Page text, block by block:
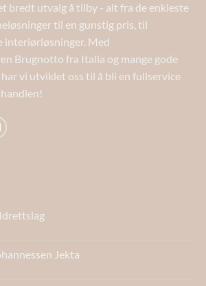
bredt utvalg å tilby - alt fra de enkleste
til en gunstig pris, til
interiørløsninger. Med
Brugnotto fra Italia og mange gode
vi utviklet oss til å bli en fullservice
Jekta